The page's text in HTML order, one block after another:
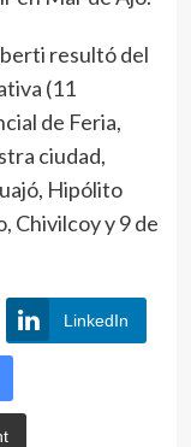
resultó del
(11
de Feria,
ciudad,
Hipólito
Chivilcoy y 9 de
LinkedIn